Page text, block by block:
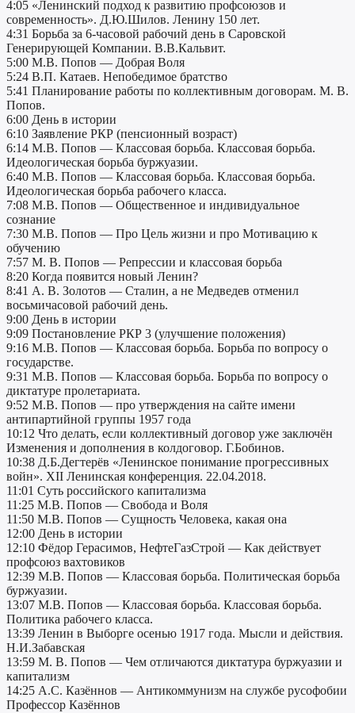
4:05 «Ленинский подход к развитию профсоюзов и
современность». Д.Ю.Шилов. Ленину 150 лет.
4:31 Борьба за 6-часовой рабочий день в Саровской
Генерирующей Компании. В.В.Кальвит.
5:00 М.В. Попов — Добрая Воля
5:24 В.П. Катаев. Непобедимое братство
5:41 Планирование работы по коллективным договорам. М. В.
Попов.
6:00 День в истории
6:10 Заявление РКР (пенсионный возраст)
6:14 М.В. Попов — Классовая борьба. Классовая борьба.
Идеологическая борьба буржуазии.
6:40 М.В. Попов — Классовая борьба. Классовая борьба.
Идеологическая борьба рабочего класса.
7:08 М.В. Попов — Общественное и индивидуальное
сознание
7:30 М.В. Попов — Про Цель жизни и про Мотивацию к
обучению
7:57 М. В. Попов — Репрессии и классовая борьба
8:20 Когда появится новый Ленин?
8:41 А. В. Золотов — Сталин, а не Медведев отменил
восьмичасовой рабочий день.
9:00 День в истории
9:09 Постановление РКР 3 (улучшение положения)
9:16 М.В. Попов — Классовая борьба. Борьба по вопросу о
государстве.
9:31 М.В. Попов — Классовая борьба. Борьба по вопросу о
диктатуре пролетариата.
9:52 М.В. Попов — про утверждения на сайте имени
антипартийной группы 1957 года
10:12 Что делать, если коллективный договор уже заключён
Изменения и дополнения в колдоговор. Г.Бобинов.
10:38 Д.Б.Дегтерёв «Ленинское понимание прогрессивных
войн». XII Ленинская конференция. 22.04.2018.
11:01 Суть российского капитализма
11:25 М.В. Попов — Свобода и Воля
11:50 М.В. Попов — Сущность Человека, какая она
12:00 День в истории
12:10 Фёдор Герасимов, НефтеГазСтрой — Как действует
профсоюз вахтовиков
12:39 М.В. Попов — Классовая борьба. Политическая борьба
буржуазии.
13:07 М.В. Попов — Классовая борьба. Классовая борьба.
Политика рабочего класса.
13:39 Ленин в Выборге осенью 1917 года. Мысли и действия.
Н.И.Забавская
13:59 М. В. Попов — Чем отличаются диктатура буржуазии и
капитализм
14:25 А.С. Казённов — Антикоммунизм на службе русофобии
Профессор Казённов